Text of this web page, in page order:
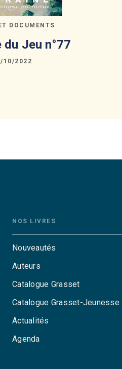
DOCUMENTS
du Jeu n°77
10/2022
NOS LIVRES
Nouveautés
Auteurs
Catalogue Grasset
Catalogue Grasset-Jeunesse
Actualités
Agenda